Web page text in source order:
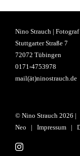
Nino Strauch | Fotograf
Stuttgarter Straße 7
72072 Tübingen
0171-4753978
mail(ät)ninostrauch.de
© Nino Strauch 2026 |
Neo | Impressum |
Instagram